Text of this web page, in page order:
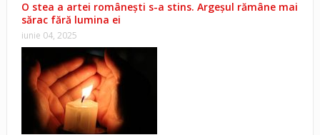
O stea a artei românești s-a stins. Argeșul rămâne mai
sărac fără lumina ei
iunie 04, 2025